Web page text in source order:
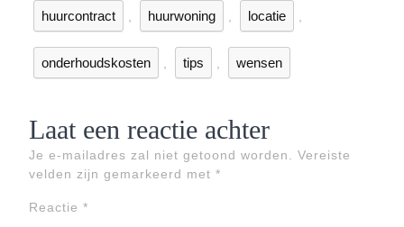
huurcontract huurwoning locatie
onderhoudskosten tips wensen
Laat een reactie achter
Je e-mailadres zal niet getoond worden.
Vereiste
velden zijn gemarkeerd met *
Reactie *